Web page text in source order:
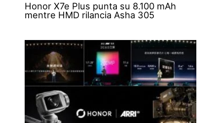
Honor X7e Plus punta su 8.100 mAh
mentre HMD rilancia Asha 305